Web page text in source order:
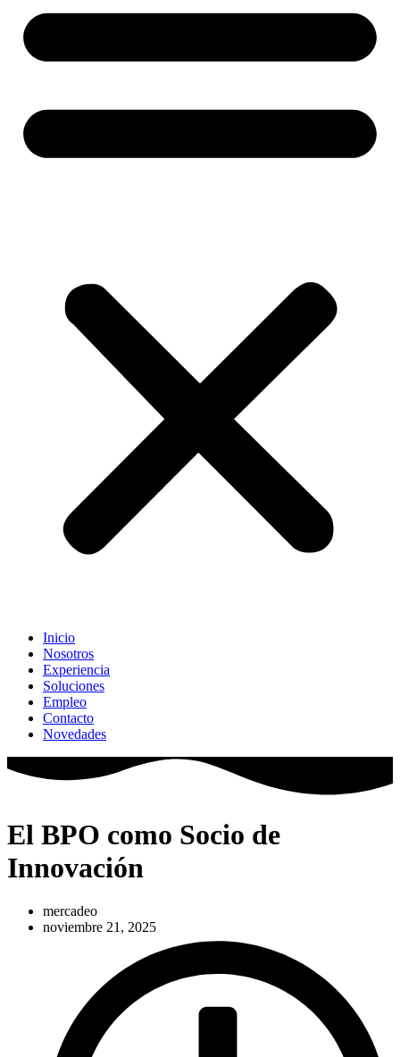
Inicio
Nosotros
Experiencia
Soluciones
Empleo
Contacto
Novedades
El BPO como Socio de
Innovación
mercadeo
noviembre 21, 2025